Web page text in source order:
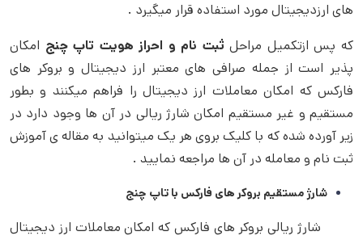
های ارزدیجیتال مورد استفاده قرار میگیرد .
که پس ازتکمیل مراحل ثبت نام و احراز هویت تاپ چنج امکان
پذیر است از جمله صرافی های معتبر ارز دیجیتال و بروکر های
فارکس که امکان معاملات ارز دیجیتال را فراهم میکنند و بطور
مستقیم و غیر مستقیم امکان شارژ ریالی در آن ها وجود دارد در
زیر آورده شده که با کلیک بروی هر یک میتوانید به مقاله ی آموزش
ثبت نام و معامله در آن ها مراجعه نمایید .
شارژ مستقیم بروکر های فارکس با تاپ چنج
شارژ ریالی بروکر های فارکس که امکان معاملات ارز دیجیتال